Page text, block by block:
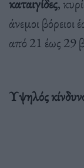
άνεμοι
από 21 έως 29
Υψηλός